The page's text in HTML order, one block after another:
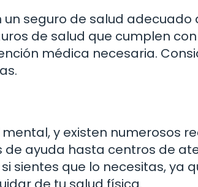
un seguro de salud adecuado
de salud que cumplen
médica necesaria.
y existen numerosos
de ayuda hasta centros de
sientes que lo necesitas, ya